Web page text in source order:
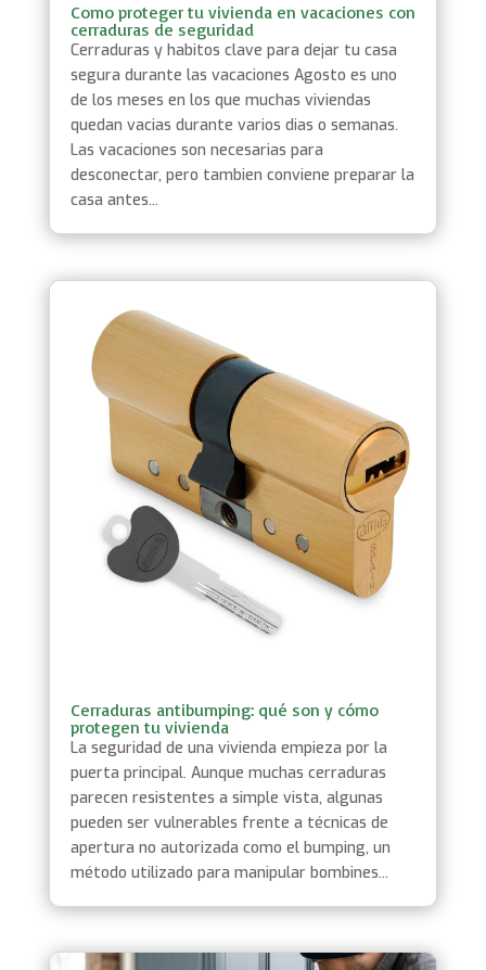
Como proteger tu vivienda en vacaciones con
cerraduras de seguridad
Cerraduras y habitos clave para dejar tu casa
segura durante las vacaciones Agosto es uno
de los meses en los que muchas viviendas
quedan vacias durante varios dias o semanas.
Las vacaciones son necesarias para
desconectar, pero tambien conviene preparar la
casa antes...
Cerraduras antibumping: qué son y cómo
protegen tu vivienda
La seguridad de una vivienda empieza por la
puerta principal. Aunque muchas cerraduras
parecen resistentes a simple vista, algunas
pueden ser vulnerables frente a técnicas de
apertura no autorizada como el bumping, un
método utilizado para manipular bombines...